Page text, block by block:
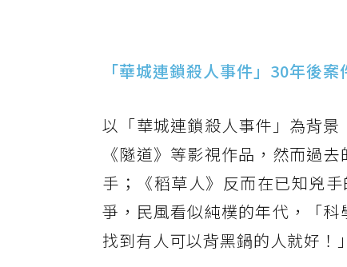
「華城連鎖殺人事件」30年後
以「華城連鎖殺人事件」為背
《隧道》等影視作品，然而過
手；《稻草人》反而在已知兇
爭，民風看似純樸的年代，「
找到有人可以背黑鍋的人就好！」